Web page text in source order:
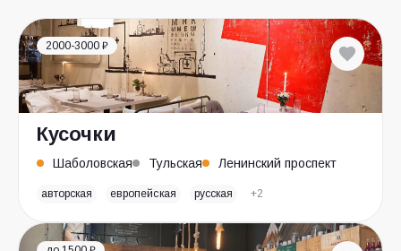
2000-3000 ₽
Кусочки
Шаболовская Тульская Ленинский проспект
авторская европейская русская +2